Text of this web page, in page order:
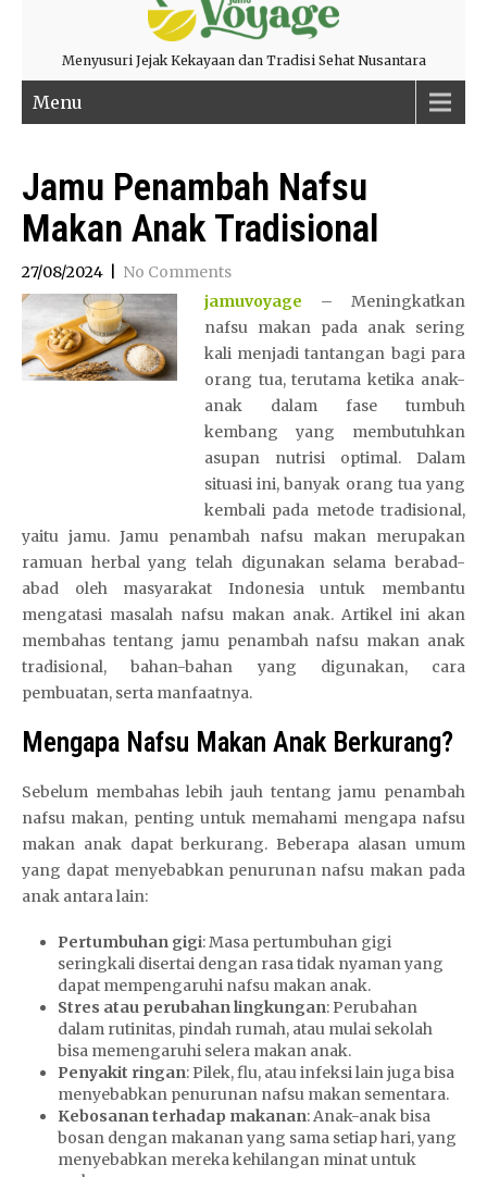
Menyusuri Jejak Kekayaan dan Tradisi Sehat Nusantara
Menu
Jamu Penambah Nafsu
Makan Anak Tradisional
27/08/2024
No Comments
jamuvoyage – Meningkatkan
nafsu makan pada anak sering
kali menjadi tantangan bagi para
orang tua, terutama ketika anak-
anak dalam fase tumbuh
kembang yang membutuhkan
asupan nutrisi optimal. Dalam
situasi ini, banyak orang tua yang
kembali pada metode tradisional,
yaitu jamu. Jamu penambah nafsu makan merupakan
ramuan herbal yang telah digunakan selama berabad-
abad oleh masyarakat Indonesia untuk membantu
mengatasi masalah nafsu makan anak. Artikel ini akan
membahas tentang jamu penambah nafsu makan anak
tradisional, bahan-bahan yang digunakan, cara
pembuatan, serta manfaatnya.
Mengapa Nafsu Makan Anak Berkurang?
Sebelum membahas lebih jauh tentang jamu penambah
nafsu makan, penting untuk memahami mengapa nafsu
makan anak dapat berkurang. Beberapa alasan umum
yang dapat menyebabkan penurunan nafsu makan pada
anak antara lain:
Pertumbuhan gigi: Masa pertumbuhan gigi
seringkali disertai dengan rasa tidak nyaman yang
dapat mempengaruhi nafsu makan anak.
Stres atau perubahan lingkungan: Perubahan
dalam rutinitas, pindah rumah, atau mulai sekolah
bisa memengaruhi selera makan anak.
Penyakit ringan: Pilek, flu, atau infeksi lain juga bisa
menyebabkan penurunan nafsu makan sementara.
Kebosanan terhadap makanan: Anak-anak bisa
bosan dengan makanan yang sama setiap hari, yang
menyebabkan mereka kehilangan minat untuk